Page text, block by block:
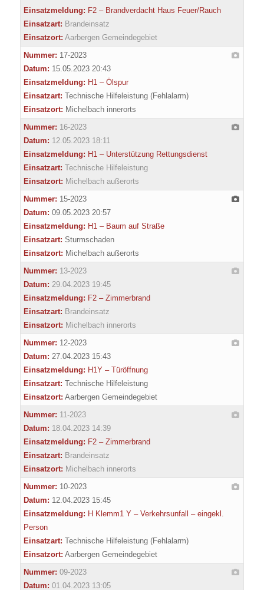
Einsatzmeldung: F2 – Brandverdacht Haus Feuer/Rauch
Einsatzart: Brandeinsatz
Einsatzort: Aarbergen Gemeindegebiet
Nummer: 17-2023
Datum: 15.05.2023 20:43
Einsatzmeldung: H1 – Ölspur
Einsatzart: Technische Hilfeleistung (Fehlalarm)
Einsatzort: Michelbach innerorts
Nummer: 16-2023
Datum: 12.05.2023 18:11
Einsatzmeldung: H1 – Unterstützung Rettungsdienst
Einsatzart: Technische Hilfeleistung
Einsatzort: Michelbach außerorts
Nummer: 15-2023
Datum: 09.05.2023 20:57
Einsatzmeldung: H1 – Baum auf Straße
Einsatzart: Sturmschaden
Einsatzort: Michelbach außerorts
Nummer: 13-2023
Datum: 29.04.2023 19:45
Einsatzmeldung: F2 – Zimmerbrand
Einsatzart: Brandeinsatz
Einsatzort: Michelbach innerorts
Nummer: 12-2023
Datum: 27.04.2023 15:43
Einsatzmeldung: H1Y – Türöffnung
Einsatzart: Technische Hilfeleistung
Einsatzort: Aarbergen Gemeindegebiet
Nummer: 11-2023
Datum: 18.04.2023 14:39
Einsatzmeldung: F2 – Zimmerbrand
Einsatzart: Brandeinsatz
Einsatzort: Michelbach innerorts
Nummer: 10-2023
Datum: 12.04.2023 15:45
Einsatzmeldung: H Klemm1 Y – Verkehrsunfall – eingekl.
Person
Einsatzart: Technische Hilfeleistung (Fehlalarm)
Einsatzort: Aarbergen Gemeindegebiet
Nummer: 09-2023
Datum: 01.04.2023 13:05